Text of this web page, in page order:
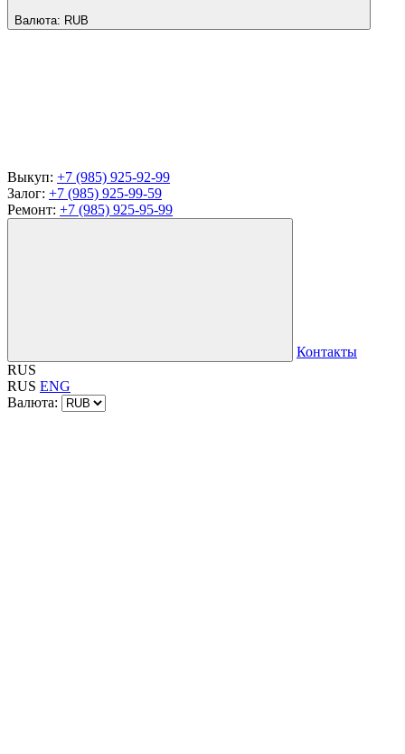
Валюта: RUB
Выкуп: +7 (985) 925-92-99
Залог: +7 (985) 925-99-59
Ремонт: +7 (985) 925-95-99
Контакты
RUS
RUS ENG
Валюта: